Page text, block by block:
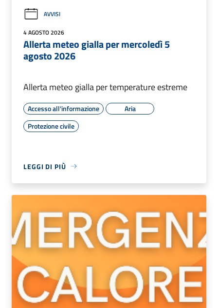
AVVISI
4 AGOSTO 2026
Allerta meteo gialla per mercoledì 5
agosto 2026
Allerta meteo gialla per temperature estreme
Accesso all'informazione
Aria
Protezione civile
LEGGI DI PIÙ